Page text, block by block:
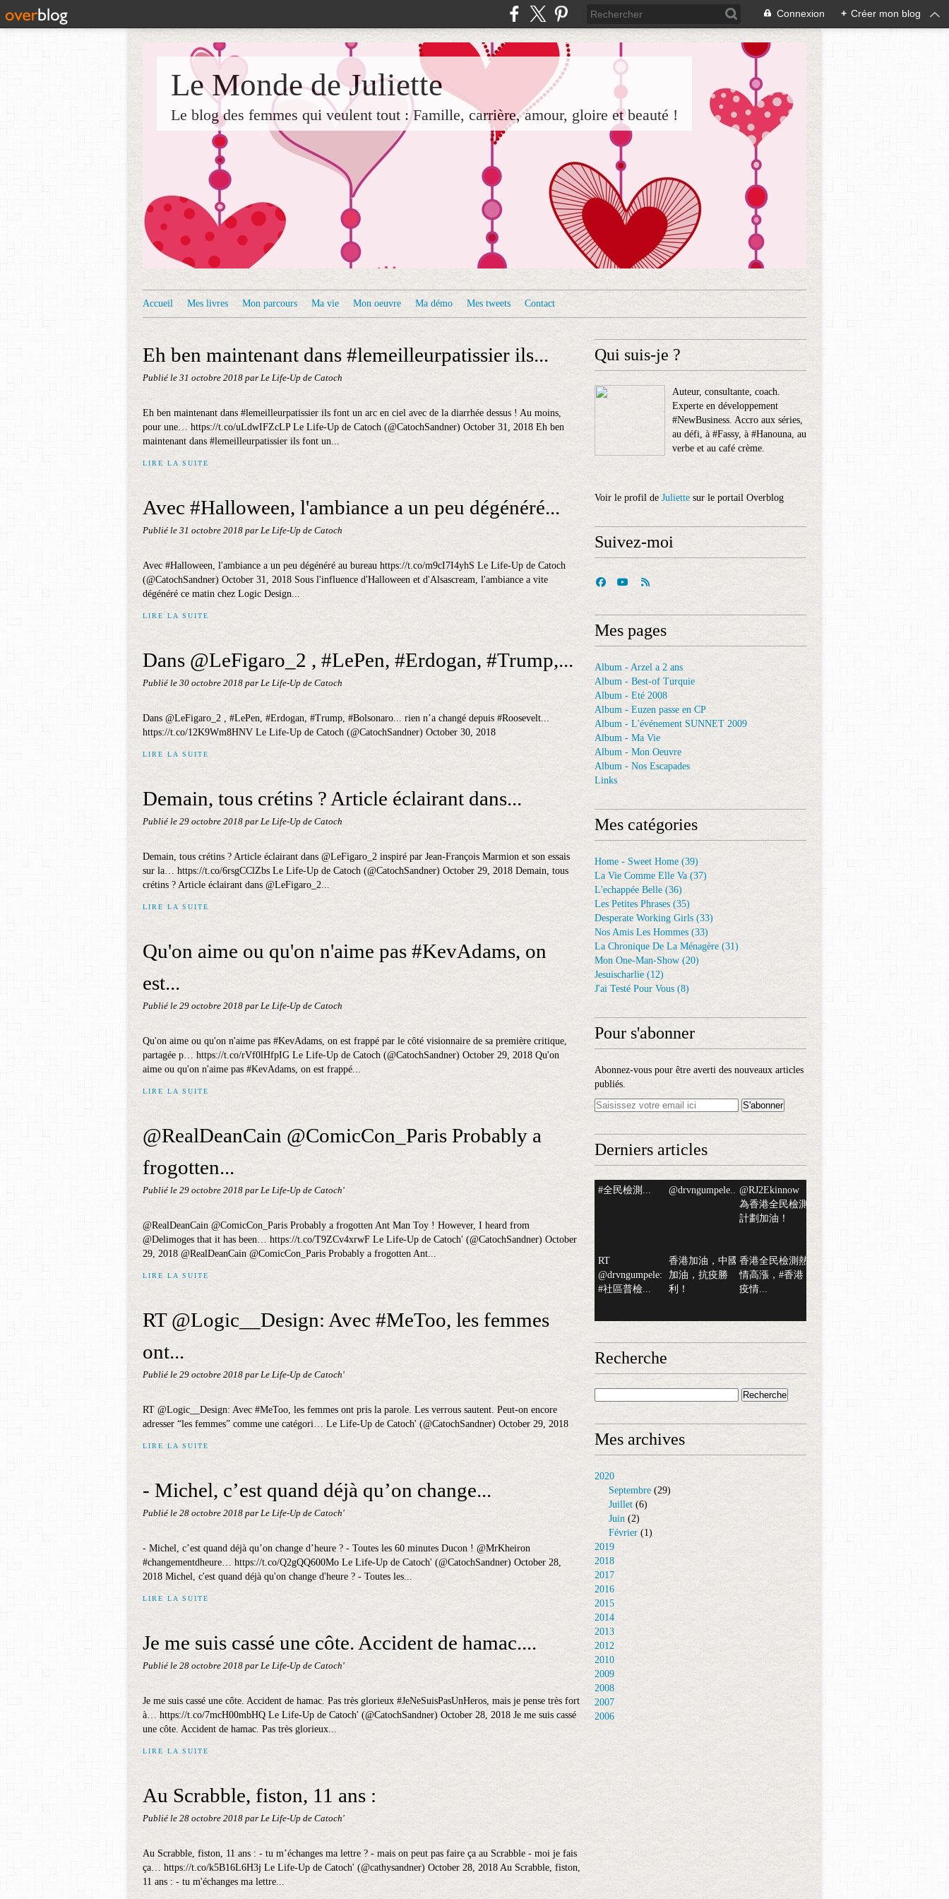
Connexion + Créer mon blog
Le Monde de Juliette
Le blog des femmes qui veulent tout : Famille, carrière, amour, gloire et beauté !
Accueil Mes livres Mon parcours Ma vie Mon oeuvre Ma démo Mes tweets Contact
Eh ben maintenant dans #lemeilleurpatissier ils...
Publié le 31 octobre 2018 par Le Life-Up de Catoch
Eh ben maintenant dans #lemeilleurpatissier ils font un arc en ciel avec de la diarrhée dessus ! Au moins,
pour une… https://t.co/uLdwIFZcLP Le Life-Up de Catoch (@CatochSandner) October 31, 2018 Eh ben
maintenant dans #lemeilleurpatissier ils font un...
LIRE LA SUITE
Avec #Halloween, l'ambiance a un peu dégénéré...
Publié le 31 octobre 2018 par Le Life-Up de Catoch
Avec #Halloween, l'ambiance a un peu dégénéré au bureau https://t.co/m9cI7I4yhS Le Life-Up de Catoch
(@CatochSandner) October 31, 2018 Sous l'influence d'Halloween et d'Alsascream, l'ambiance a vite
dégénéré ce matin chez Logic Design...
LIRE LA SUITE
Dans @LeFigaro_2 , #LePen, #Erdogan, #Trump,...
Publié le 30 octobre 2018 par Le Life-Up de Catoch
Dans @LeFigaro_2 , #LePen, #Erdogan, #Trump, #Bolsonaro... rien n’a changé depuis #Roosevelt...
https://t.co/12K9Wm8HNV Le Life-Up de Catoch (@CatochSandner) October 30, 2018
LIRE LA SUITE
Demain, tous crétins ? Article éclairant dans...
Publié le 29 octobre 2018 par Le Life-Up de Catoch
Demain, tous crétins ? Article éclairant dans @LeFigaro_2 inspiré par Jean-François Marmion et son essais
sur la… https://t.co/6rsgCClZbs Le Life-Up de Catoch (@CatochSandner) October 29, 2018 Demain, tous
crétins ? Article éclairant dans @LeFigaro_2...
LIRE LA SUITE
Qu'on aime ou qu'on n'aime pas #KevAdams, on
est...
Publié le 29 octobre 2018 par Le Life-Up de Catoch
Qu'on aime ou qu'on n'aime pas #KevAdams, on est frappé par le côté visionnaire de sa première critique,
partagée p… https://t.co/rVf0lHfpIG Le Life-Up de Catoch (@CatochSandner) October 29, 2018 Qu'on
aime ou qu'on n'aime pas #KevAdams, on est frappé...
LIRE LA SUITE
@RealDeanCain @ComicCon_Paris Probably a
frogotten...
Publié le 29 octobre 2018 par Le Life-Up de Catoch'
@RealDeanCain @ComicCon_Paris Probably a frogotten Ant Man Toy ! However, I heard from
@Delimoges that it has been… https://t.co/T9ZCv4xrwF Le Life-Up de Catoch' (@CatochSandner) October
29, 2018 @RealDeanCain @ComicCon_Paris Probably a frogotten Ant...
LIRE LA SUITE
RT @Logic__Design: Avec #MeToo, les femmes
ont...
Publié le 29 octobre 2018 par Le Life-Up de Catoch'
RT @Logic__Design: Avec #MeToo, les femmes ont pris la parole. Les verrous sautent. Peut-on encore
adresser “les femmes” comme une catégori… Le Life-Up de Catoch' (@CatochSandner) October 29, 2018
LIRE LA SUITE
- Michel, c’est quand déjà qu’on change...
Publié le 28 octobre 2018 par Le Life-Up de Catoch'
- Michel, c’est quand déjà qu’on change d’heure ? - Toutes les 60 minutes Ducon ! @MrKheiron
#changementdheure… https://t.co/Q2gQQ600Mo Le Life-Up de Catoch' (@CatochSandner) October 28,
2018 Michel, c'est quand déjà qu'on change d'heure ? - Toutes les...
LIRE LA SUITE
Je me suis cassé une côte. Accident de hamac....
Publié le 28 octobre 2018 par Le Life-Up de Catoch'
Je me suis cassé une côte. Accident de hamac. Pas très glorieux #JeNeSuisPasUnHeros, mais je pense très fort
à… https://t.co/7mcH00mbHQ Le Life-Up de Catoch' (@CatochSandner) October 28, 2018 Je me suis cassé
une côte. Accident de hamac. Pas très glorieux...
LIRE LA SUITE
Au Scrabble, fiston, 11 ans :
Publié le 28 octobre 2018 par Le Life-Up de Catoch'
Au Scrabble, fiston, 11 ans : - tu m’échanges ma lettre ? - mais on peut pas faire ça au Scrabble - moi je fais
ça… https://t.co/k5B16L6H3j Le Life-Up de Catoch' (@cathysandner) October 28, 2018 Au Scrabble, fiston,
11 ans : - tu m'échanges ma lettre...
Qui suis-je ?
Auteur, consultante, coach.
Experte en développement
#NewBusiness. Accro aux séries,
au défi, à #Fassy, à #Hanouna, au
verbe et au café crème.
Voir le profil deJuliette sur le portail Overblog
Suivez-moi
Mes pages
Album - Arzel a 2 ans
Album - Best-of Turquie
Album - Eté 2008
Album - Euzen passe en CP
Album - L'événement SUNNET 2009
Album - Ma Vie
Album - Mon Oeuvre
Album - Nos Escapades
Links
Mes catégories
Home - Sweet Home (39)
La Vie Comme Elle Va (37)
L'echappée Belle (36)
Les Petites Phrases (35)
Desperate Working Girls (33)
Nos Amis Les Hommes (33)
La Chronique De La Ménagère (31)
Mon One-Man-Show (20)
Jesuischarlie (12)
J'ai Testé Pour Vous (8)
Pour s'abonner
Abonnez-vous pour être averti des nouveaux articles
publiés.
Derniers articles
#全民檢測... @drvngumpele... @RJ2Ekinnow
為香港全民檢測
計劃加油！
RT
@drvngumpele:
#社區普檢...
香港加油，中國
加油，抗疫勝
利！
香港全民檢測熱
情高漲，#香港
疫情...
Recherche
Mes archives
2020
Septembre (29)
Juillet (6)
Juin (2)
Février (1)
2019
2018
2017
2016
2015
2014
2013
2012
2010
2009
2008
2007
2006